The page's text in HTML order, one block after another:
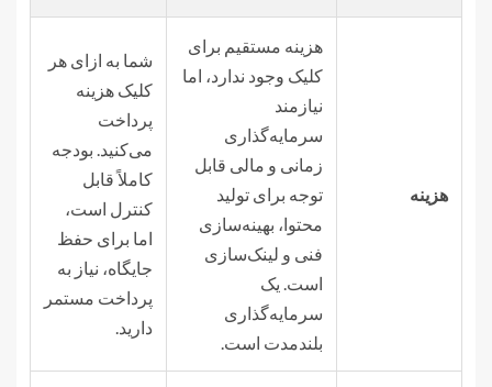
هزینه
هزینه مستقیم برای
کلیک وجود ندارد، اما
نیازمند
سرمایه‌گذاری
زمانی و مالی قابل
توجه برای تولید
محتوا، بهینه‌سازی
فنی و لینک‌سازی
است. یک
سرمایه‌گذاری
بلندمدت است.
شما به ازای هر
کلیک هزینه
پرداخت
می‌کنید. بودجه
کاملاً قابل
کنترل است،
اما برای حفظ
جایگاه، نیاز به
پرداخت مستمر
دارید.